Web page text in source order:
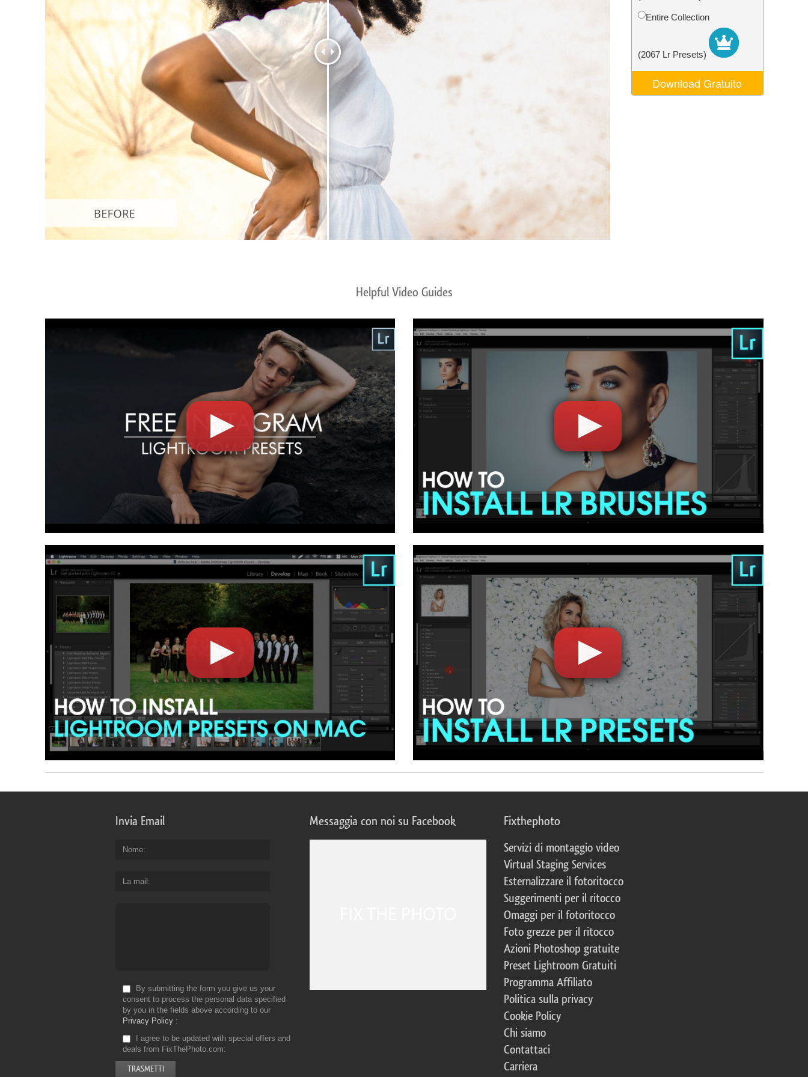
Servizi di ritocco del prodotto Servizi di ritocco gioielli Video Editing ServicesEntire Collection
(2067 Lr Presets)
Download Gratuito
Helpful Video Guides
Invia Email
Nome
La mail
By submitting the form you give us your
consent to process the personal data specified
by you in the fields above according to our
Privacy Policy
I agree to be updated with special offers and
deals from FixThePhoto.com
Messaggia con noi su Facebook Fixthephoto
Servizi di montaggio video
Virtual Staging Services
Esternalizzare il fotoritocco
Suggerimenti per il ritocco
Omaggi per il fotoritocco
Foto grezze per il ritocco
Azioni Photoshop gratuite
Preset Lightroom Gratuiti
Programma Affiliato
Politica sulla privacy
Cookie Policy
Chi siamo
Contattaci
Carriera